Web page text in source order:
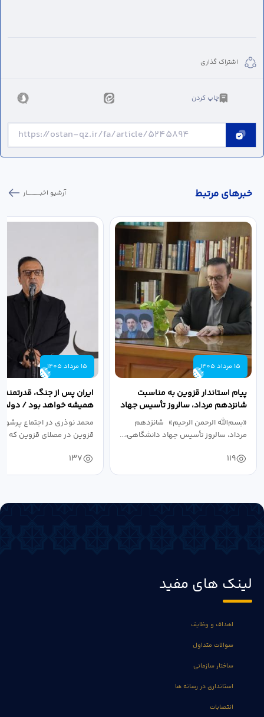
اشتراک گذاری
چاپ کردن
خبر‌های مرتبط آرشیو اخبـــــــــــار
15 مرداد 1405
پیام استاندار قزوین به مناسبت
شانزدهم مرداد، سالروز تأسیس جهاد
دانشگاهی
«بسم‌الله الرحمن الرحیم» شانزدهم
مرداد، سالروز تأسیس جهاد دانشگاهی،...
119
15 مرداد 1405
ایران پس از جنگ،
همیشه خواهد بود / دولت
نبرد اقتصادی،...
محمد نوذری در اجتماع
قزوین در مصلای قزوین که
137
لینک های مفید
اهداف و وظایف
سوالات متداول
ساختار سازمانی
استانداری در رسانه ها
انتصابات